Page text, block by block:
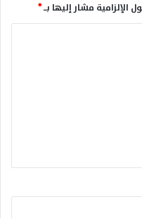
الإلزامية مشار إليها بـ*